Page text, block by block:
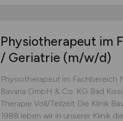
Physiotherapeut im
/ Geriatrie (m/w/d)
Physiotherapeut im Fachbereich
Bavaria GmbH & Co. KG Bad
Therapie Voll/Teilzeit Die Klinik
1988 leben wir in unserer Klinik